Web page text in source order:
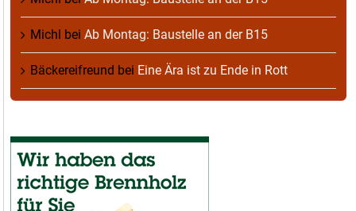
Michl bei Ab Montag: Baustelle an der B15
Bäckereifreund bei Eine Ära ist zu Ende in Rott